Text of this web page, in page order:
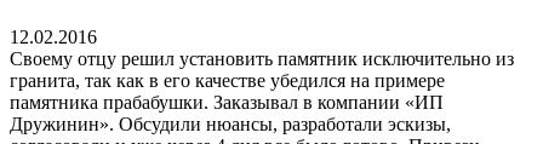
12.02.2016
Своему отцу решил установить памятник исключительно из
гранита, так как в его качестве убедился на примере
памятника прабабушки. Заказывал в компании «ИП
Дружинин». Обсудили нюансы, разработали эскизы,